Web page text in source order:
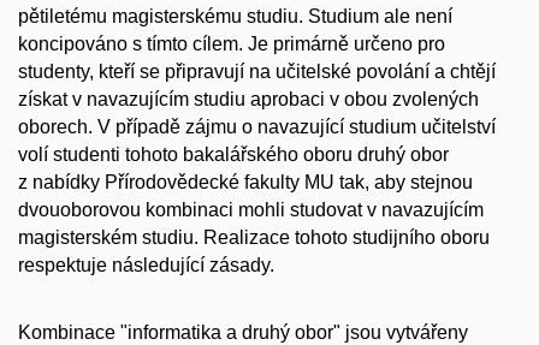
pětiletému magisterskému studiu. Studium ale není
koncipováno s tímto cílem. Je primárně určeno pro
studenty, kteří se připravují na učitelské povolání a chtějí
získat v navazujícím studiu aprobaci v obou zvolených
oborech. V případě zájmu o navazující studium učitelství
volí studenti tohoto bakalářského oboru druhý obor
z nabídky Přírodovědecké fakulty MU tak, aby stejnou
dvouoborovou kombinaci mohli studovat v navazujícím
magisterském studiu. Realizace tohoto studijního oboru
respektuje následující zásady.
Kombinace "informatika a druhý obor" jsou vytvářeny